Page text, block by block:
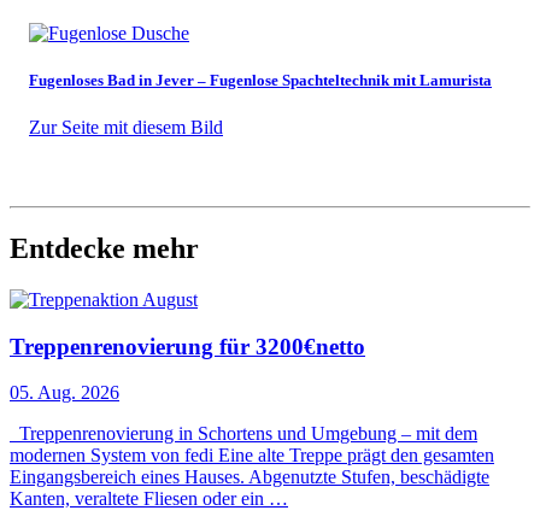
Fugenloses Bad in Jever – Fugenlose Spachteltechnik mit Lamurista
Zur Seite mit diesem Bild
Entdecke mehr
Treppenrenovierung für 3200€netto
05. Aug. 2026
Treppenrenovierung in Schortens und Umgebung – mit dem
modernen System von fedi Eine alte Treppe prägt den gesamten
Eingangsbereich eines Hauses. Abgenutzte Stufen, beschädigte
Kanten, veraltete Fliesen oder ein …